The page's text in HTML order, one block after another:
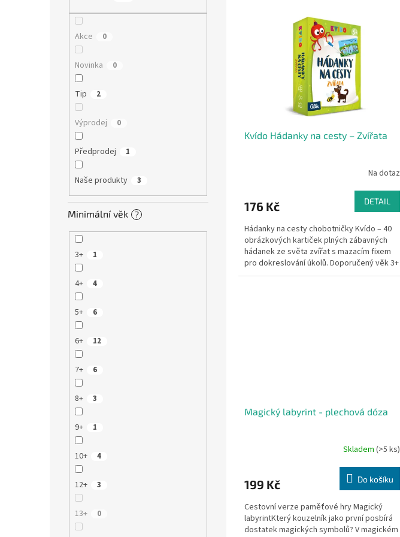
Akce 0
Novinka 0
Tip 2
Výprodej 0
Předprodej 1
Naše produkty 3
Minimální věk ?
3+ 1
4+ 4
5+ 6
6+ 12
7+ 6
8+ 3
9+ 1
10+ 4
12+ 3
13+ 0
Kvído Hádanky na cesty – Zvířata
Na dotaz
176 Kč DETAIL
Hádanky na cesty chobotničky Kvído – 40
obrázkových kartiček plných zábavných
hádanek ze světa zvířat s mazacím fixem
pro dokreslování úkolů. Doporučený věk 3+
Doba hraní...
Magický labyrint - plechová dóza
Skladem (>5 ks)
199 Kč Do košíku
Cestovní verze paměťové hry Magický
labyrintKterý kouzelník jako první posbírá
dostatek magických symbolů? V magickém